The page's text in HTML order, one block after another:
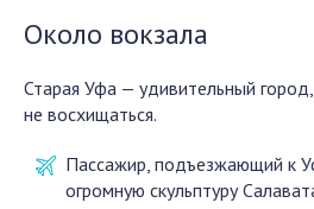
Около вокзала
Старая Уфа — удивительный
не восхищаться.
Пассажир, подъезжающий к
огромную скульптуру